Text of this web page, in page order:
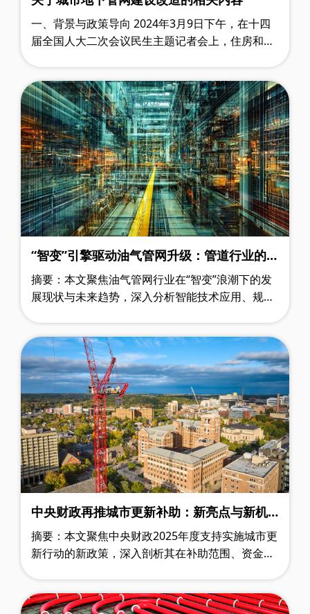
一、背景与政策导向 2024年3月9日下午，在十四
届全国人大二次会议民生主题记者会上，住房和城
“智变”引擎驱动油气管网升级：管道行业的变
革与展望
摘要：本文聚焦油气管网行业在“智变”浪潮下的发
展现状与未来趋势，深入分析智能技术应用、规模
中央财政再推城市更新补助：新亮点与新机
遇
摘要：本文聚焦中央财政2025年度支持实施城市更
新行动的新政策，深入剖析其在补助范围、资金用